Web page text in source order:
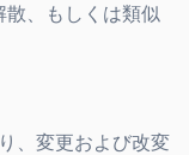
、もしくは類似
、変更および改変